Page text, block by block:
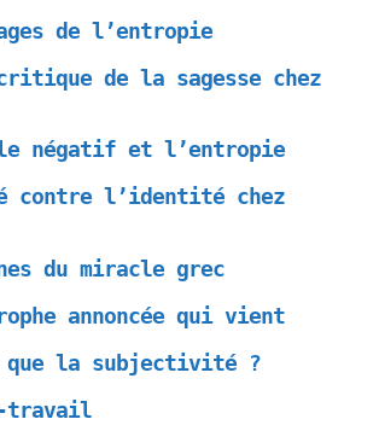
de l’entropie
de la sagesse chez
négatif et l’entropie
contre l’identité chez
du miracle grec
annoncée qui vient
que la subjectivité ?
travail